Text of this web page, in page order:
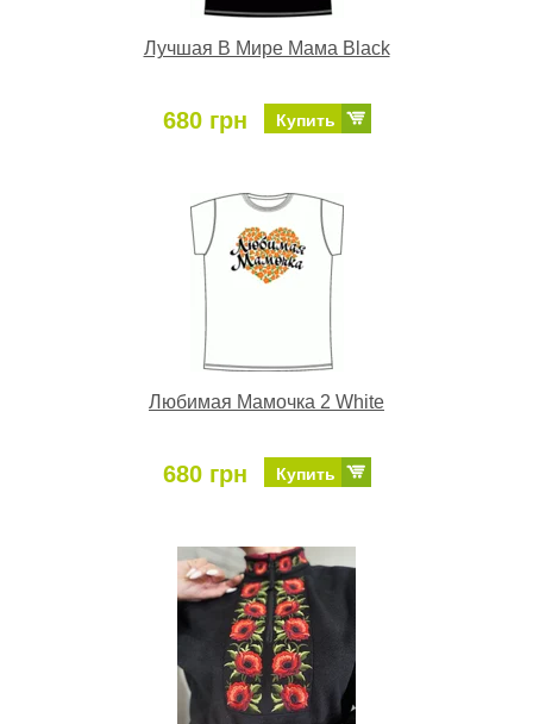
Лучшая В Мире Мама Black
680 грн Купить
Любимая Мамочка 2 White
680 грн Купить